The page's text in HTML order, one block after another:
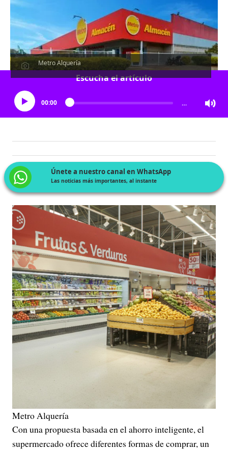
Metro Alquería
Escucha el artículo
00:00 …
Únete a nuestro canal en WhatsApp
Las noticias más importantes, al instante
Metro Alquería
Con una propuesta basada en el ahorro inteligente, el
supermercado ofrece diferentes formas de comprar, un